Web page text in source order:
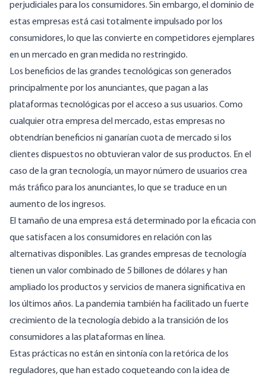
perjudiciales para los consumidores. Sin embargo, el dominio de
estas empresas está casi totalmente impulsado por los
consumidores, lo que las convierte en competidores ejemplares
en unmercado en gran medida no restringido.
Los beneficios de las grandes tecnológicas son generados
principalmente por los anunciantes, que pagan a las
plataformas tecnológicas por el acceso a sus usuarios. Como
cualquier otra empresa del mercado, estas empresas no
obtendrían beneficios ni ganarían cuota de mercado si los
clientes dispuestos no obtuvieran valor de sus productos. En el
caso de la gran tecnología, un mayor número de usuarios crea
más tráfico para los anunciantes, lo que se traduce en un
aumento de los ingresos.
El tamaño de una empresa está determinado por la eficacia con
que satisfacen a los consumidores en relación con las
alternativas disponibles. Las grandes empresas de tecnología
tienen un valor combinado de 5 billones de dólares y han
ampliado los productos y servicios de manera significativa en
los últimos años. La pandemia también ha facilitado un fuerte
crecimiento de la tecnología debido a la transición de los
consumidores a las plataformas en línea.
Estas prácticas no están en sintonía con la retórica de los
reguladores, que han estado coqueteando con la idea de